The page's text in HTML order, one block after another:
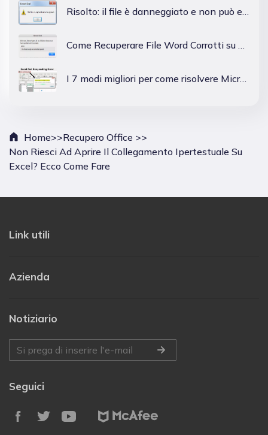
Risolto: il file è danneggiato e non può essere aperto in Word/Excel
Come Recuperare File Word Corrotti su Mac?
I 7 modi migliori per come risolvere Microsoft Excel che non risponde
Home>>Recupero Office >>
Non Riesci Ad Aprire Il Collegamento Ipertestuale Su
Excel? Ecco Come Fare
Link utili
Azienda
Notiziario
Seguici